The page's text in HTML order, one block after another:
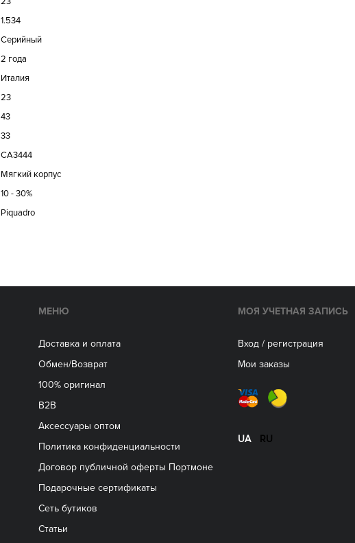
1.534
Серийный
2 года
Италия
23
43
33
CA3444
Мягкий корпус
10 - 30%
Piquadro
МЕНЮ
Доставка и оплата
Обмен/Возврат
100% оригинал
B2B
Aксессуары оптом
Политика конфиденциальности
Договор публичной оферты Портмоне
Подарочные сертификаты
Сеть бутиков
Статьи
МОЯ УЧЕТНАЯ ЗАПИСЬ
Вход / регистрация
Мои заказы
UA RU